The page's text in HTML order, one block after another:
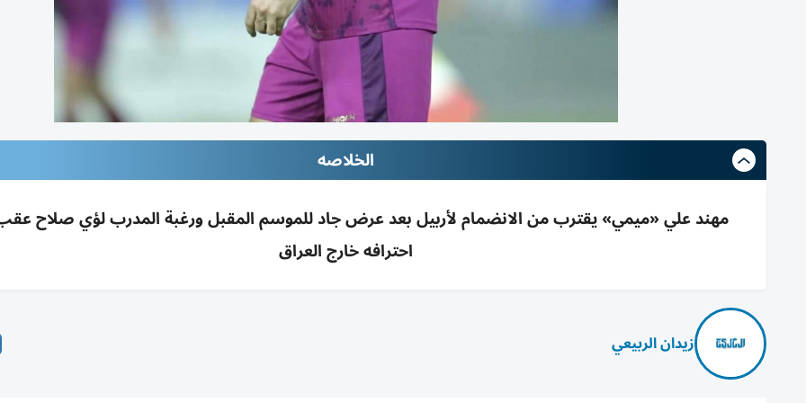
الخلاصه
مهند علي «ميمي» يقترب من الانضمام لأربيل بعد عرض جاد للموسم المقبل ورغبة المدرب لؤي صلاح
احترافه خارج العراق
زيدان الربيعي